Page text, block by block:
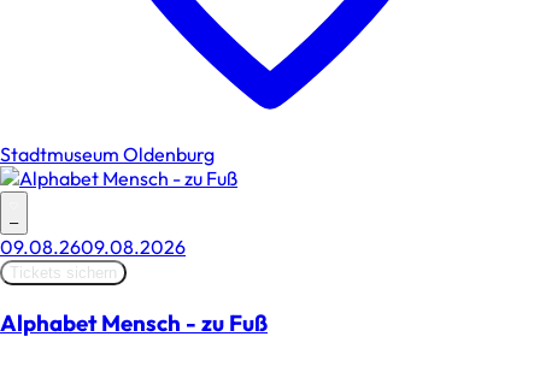
Stadtmuseum Oldenburg
–
09.08.2609.08.2026
Tickets sichern
Alphabet Mensch - zu Fuß